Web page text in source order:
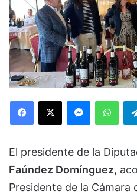
Facebook
X Messenger
El presidente de la
Faúndez Domínguez,
Presidente de la Cámara